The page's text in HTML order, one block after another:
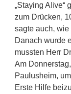
„Staying Alive“
zum Drücken,
sagte auch,
Danach wurde
mussten Herr
Am
Paulusheim,
Erste Hilfe